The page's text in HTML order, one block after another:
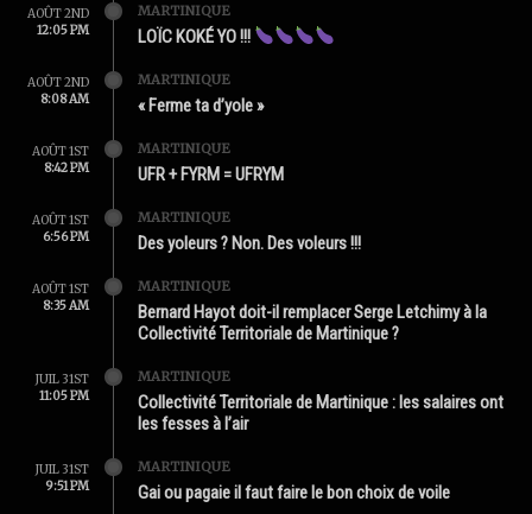
AOÛT 2ND
12:05 PM
MARTINIQUE
LOÏC KOKÉ YO !!!
AOÛT 2ND
8:08 AM
MARTINIQUE
« Ferme ta d’yole »
AOÛT 1ST
8:42 PM
MARTINIQUE
UFR + FYRM = UFRYM
AOÛT 1ST
6:56 PM
MARTINIQUE
Des yoleurs ? Non. Des voleurs !!!
AOÛT 1ST
8:35 AM
MARTINIQUE
Bernard Hayot doit-il remplacer Serge Letchimy à la
Collectivité Territoriale de Martinique ?
JUIL 31ST
11:05 PM
MARTINIQUE
Collectivité Territoriale de Martinique : les salaires ont
les fesses à l’air
JUIL 31ST
9:51 PM
MARTINIQUE
Gai ou pagaie il faut faire le bon choix de voile